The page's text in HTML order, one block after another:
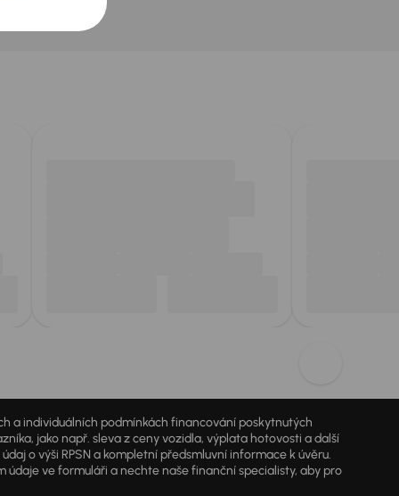
a individuálních podmínkách financování poskytnutých
jako např. sleva z ceny vozidla, výplata hotovosti a další
o výši RPSN a kompletní předsmluvní informace k úvěru.
údaje ve formuláři a nechte naše finanční specialisty, aby pro